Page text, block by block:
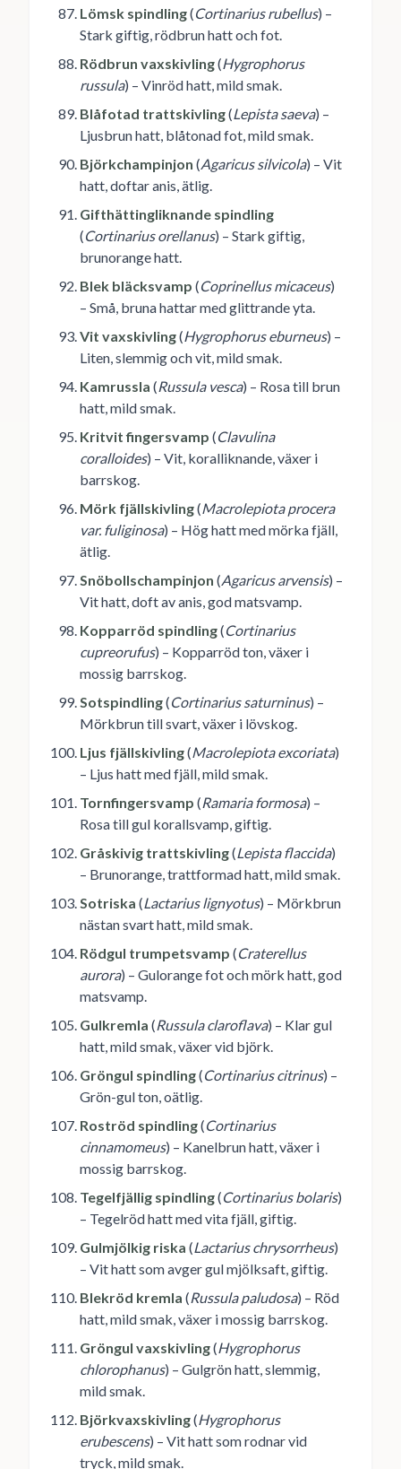
Lömsk spindling(Cortinarius rubellus) –
Stark giftig, rödbrun hatt och fot.
Rödbrun vaxskivling(Hygrophorus
russula) – Vinröd hatt, mild smak.
Blåfotad trattskivling(Lepista saeva) –
Ljusbrun hatt, blåtonad fot, mild smak.
Björkchampinjon (Agaricus silvicola) – Vit
hatt, doftar anis, ätlig.
Gifthättingliknande spindling
(Cortinarius orellanus) – Stark giftig,
brunorange hatt.
Blek bläcksvamp (Coprinellus micaceus)
– Små, bruna hattar med glittrande yta.
Vit vaxskivling(Hygrophorus eburneus) –
Liten, slemmig och vit, mild smak.
Kamrussla (Russula vesca) – Rosa till brun
hatt, mild smak.
Kritvit fingersvamp (Clavulina
coralloides) – Vit, koralliknande, växer i
barrskog.
Mörk fjällskivling(Macrolepiota procera
var. fuliginosa) – Hög hatt med mörka fjäll,
ätlig.
Snöbollschampinjon (Agaricus arvensis) –
Vit hatt, doft av anis, god matsvamp.
Kopparröd spindling(Cortinarius
cupreorufus) – Kopparröd ton, växer i
mossig barrskog.
Sotspindling(Cortinarius saturninus) –
Mörkbrun till svart, växer i lövskog.
Ljus fjällskivling(Macrolepiota excoriata)
– Ljus hatt med fjäll, mild smak.
Tornfingersvamp (Ramaria formosa) –
Rosa till gul korallsvamp, giftig.
Gråskivig trattskivling(Lepista flaccida)
– Brunorange, trattformad hatt, mild smak.
Sotriska (Lactarius lignyotus) – Mörkbrun
nästan svart hatt, mild smak.
Rödgul trumpetsvamp (Craterellus
aurora) – Gulorange fot och mörk hatt, god
matsvamp.
Gulkremla (Russula claroflava) – Klar gul
hatt, mild smak, växer vid björk.
Gröngul spindling(Cortinarius citrinus) –
Grön-gul ton, oätlig.
Roströd spindling(Cortinarius
cinnamomeus) – Kanelbrun hatt, växer i
mossig barrskog.
Tegelfjällig spindling(Cortinarius bolaris)
– Tegelröd hatt med vita fjäll, giftig.
Gulmjölkig riska (Lactarius chrysorrheus)
– Vit hatt som avger gul mjölksaft, giftig.
Blekröd kremla (Russula paludosa) – Röd
hatt, mild smak, växer i mossig barrskog.
Gröngul vaxskivling(Hygrophorus
chlorophanus) – Gulgrön hatt, slemmig,
mild smak.
Björkvaxskivling(Hygrophorus
erubescens) – Vit hatt som rodnar vid
tryck, mild smak.